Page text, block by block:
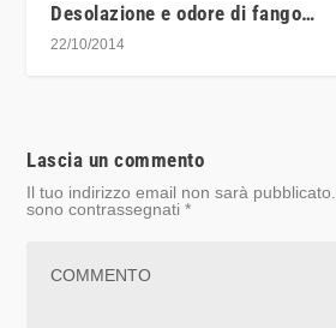
Desolazione e odore di fango…
22/10/2014
Lascia un commento
Il tuo indirizzo email non sarà pubblicato.
sono contrassegnati*